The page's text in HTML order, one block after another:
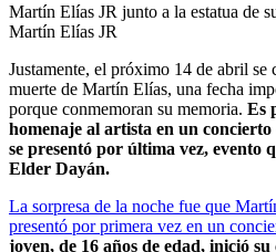
Martín Elías JR junto a la estatua de
Martín Elías JR
Justamente, el próximo 14 de abril se
muerte de Martín Elías, una fecha
porque conmemoran su memoria. Es
homenaje al artista en un
se presentó por última vez, evento
Elder Dayán.
La sorpresa de la noche fue que
presentó por primera vez en un
joven, de 16 años de edad, inició